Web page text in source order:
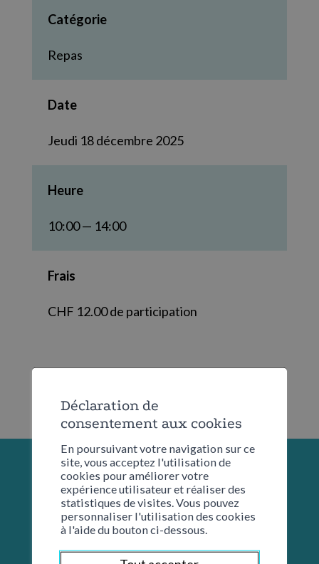
Catégorie
Repas
Date
Jeudi 18 décembre 2025
Heure
10:00 — 14:00
Frais
CHF 12.00 de participation
Déclaration de
consentement aux cookies
En poursuivant votre navigation sur ce
site, vous acceptez l'utilisation de
cookies pour améliorer votre
expérience utilisateur et réaliser des
statistiques de visites. Vous pouvez
personnaliser l'utilisation des cookies
à l'aide du bouton ci-dessous.